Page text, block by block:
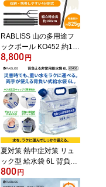
ポーツ 旅行 アウトドア
応急処置 ギフト 景品 KO
426
RABLISS 山の多用途フ
ックポール KO452 約16
0cm 4分割式 保護袋付き
フック付きロングポール
山菜採り 果実収穫 山歩
き 山中作業 枝寄せ 収納
携帯 車載 農地見回り 里
山巡回 距離確保補助 軽
量設計 約825g 小林薬品
黒色仕上げ品
8,800円
夏対策 熱中症対策 リュ
ック型 給水袋 6L 背負い
紐付き ウォーターバッグ
背負える非常用給水袋 6
800円